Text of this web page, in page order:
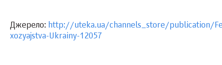
Джерело: http://uteka.ua/channels_store/publication/
xozyajstva-Ukrainy-12057